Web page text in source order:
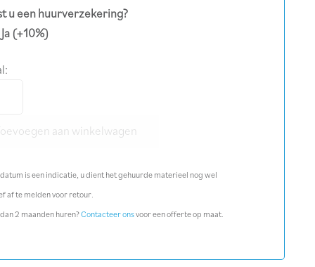
u een huurverzekering?
Ja (+10%)
aan winkelwagen
is een indicatie, u dient het gehuurde materieel nog wel
af te melden voor retour.
2 maanden huren?Contacteer onsvoor een offerte op maat.